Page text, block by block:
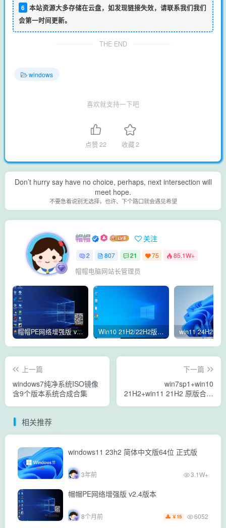
6 本站资源大多存储在云盘，如发现链接失效，请联系我们我们
会第一时间更新。
THE END
windows
喜欢就支持一下吧
点赞22 收藏2
Don’t hurry say have no choice, perhaps, next intersection will
meet hope.
不要急着说别无选择，也许、下个路口就会遇见希望
帽帽 关注
2 807 21 75 85.1W+
帽帽电脑网站长管理员
帽帽PE网络增强版 v2.4版本 Win10 21H2/22H2版本 64位 纯净优化专业版
上一篇
windows7纯净系统ISO镜像
含9个版本系统合成合集
下一篇
win7sp1+win10
21H2+win11 21H2 原版合成
相关推荐
windows11 23h2 简体中文版64位 正式版
3年前 3.1W+
帽帽PE网络增强版 v2.4版本
8个月前 ￥ 15 6052